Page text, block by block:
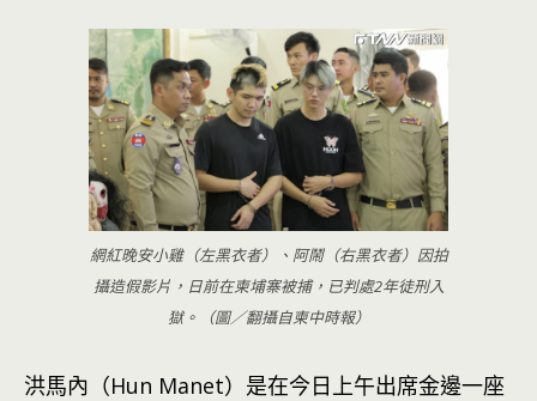
網紅晚安小雞（左黑衣者）、阿鬧（右黑衣者）因拍
攝造假影片，日前在柬埔寨被捕，已判處2年徒刑入
獄。（圖／翻攝自柬中時報）
洪馬內（Hun Manet）是在今日上午出席金邊一座